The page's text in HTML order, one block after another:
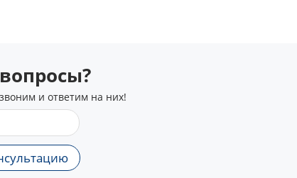
и ответим на них!